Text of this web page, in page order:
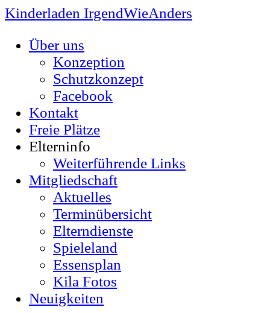
Kinderladen IrgendWieAnders
Über uns
Konzeption
Schutzkonzept
Facebook
Kontakt
Freie Plätze
Elterninfo
Weiterführende Links
Mitgliedschaft
Aktuelles
Terminübersicht
Elterndienste
Spieleland
Essensplan
Kila Fotos
Neuigkeiten